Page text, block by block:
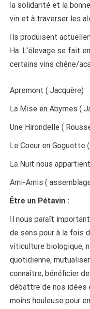
la solidarité et la
vin et à traverser les
Ils produisent
Ha. L’élevage se fait
certains vins chêne/
Apremont ( Jacquère)
La Mise en Abymes (
Une Hirondelle (
Le Coeur en Goguette
La Nuit nous
Ami-Amis (
Être un Pétavin :
Il nous paraît
de sens pour à la fois
viticulture biologique,
quotidienne,
connaître, bénéficier
débattre de nos idées
moins houleuse pour